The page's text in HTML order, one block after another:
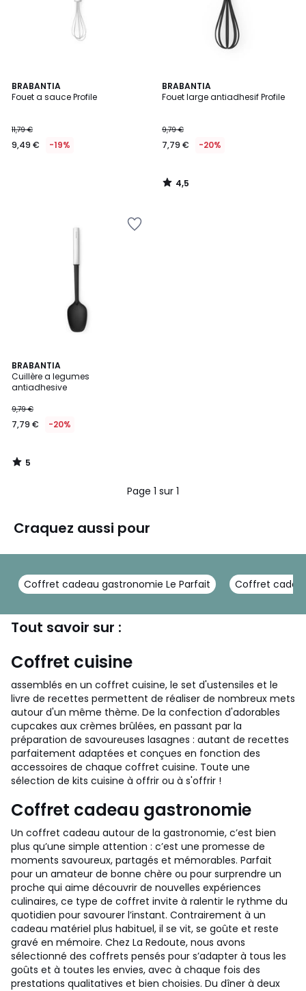
BRABANTIA
Fouet a sauce Profile
11,79 €
9,49 € -19%
BRABANTIA
Fouet large antiadhesif Profile
9,79 €
7,79 € -20%
4,5
/ 5
4,5
/
BRABANTIA
Cuillère a legumes
antiadhesive
9,79 €
7,79 € -20%
5
/
5
5
/
Page 1 sur 1
Craquez aussi pour
Coffret cadeau gastronomie Le Parfait Coffret
Tout savoir sur :
Coffret cuisine
assemblés en un coffret cuisine, le set d'ustensiles et le
livre de recettes permettent de réaliser de nombreux mets
autour d'un même thème. De la confection d'adorables
cupcakes aux crèmes brûlées, en passant par la
préparation de savoureuses lasagnes : autant de recettes
parfaitement adaptées et conçues en fonction des
accessoires de chaque coffret cuisine. Toute une
sélection de kits cuisine à offrir ou à s'offrir !
Coffret cadeau gastronomie
Un coffret cadeau autour de la gastronomie, c’est bien
plus qu’une simple attention : c’est une promesse de
moments savoureux, partagés et mémorables. Parfait
pour un amateur de bonne chère ou pour surprendre un
proche qui aime découvrir de nouvelles expériences
culinaires, ce type de coffret invite à ralentir le rythme du
quotidien pour savourer l’instant. Contrairement à un
cadeau matériel plus habituel, il se vit, se goûte et reste
gravé en mémoire. Chez La Redoute, nous avons
sélectionné des coffrets pensés pour s’adapter à tous les
goûts et à toutes les envies, avec à chaque fois des
prestations qualitatives et bien choisies. Du dîner à deux